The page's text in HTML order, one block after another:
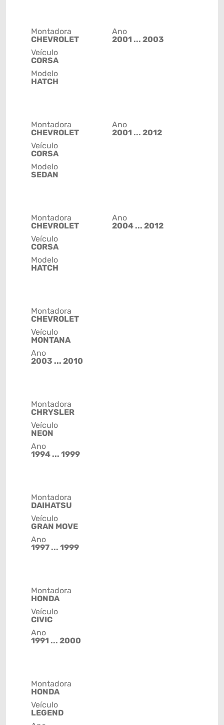
Montadora
CHEVROLET
Veículo
CORSA
Modelo
HATCH
Ano
2001 ... 2003
Montadora
CHEVROLET
Veículo
CORSA
Modelo
SEDAN
Ano
2001 ... 2012
Montadora
CHEVROLET
Veículo
CORSA
Modelo
HATCH
Ano
2004 ... 2012
Montadora
CHEVROLET
Veículo
MONTANA
Ano
2003 ... 2010
Montadora
CHRYSLER
Veículo
NEON
Ano
1994 ... 1999
Montadora
DAIHATSU
Veículo
GRAN MOVE
Ano
1997 ... 1999
Montadora
HONDA
Veículo
CIVIC
Ano
1991 ... 2000
Montadora
HONDA
Veículo
LEGEND